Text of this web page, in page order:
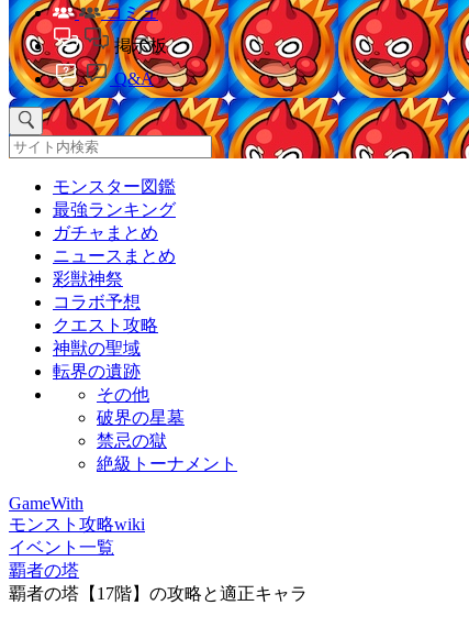
コミュ
掲示板
Q&A
モンスター図鑑
最強ランキング
ガチャまとめ
ニュースまとめ
彩獣神祭
コラボ予想
クエスト攻略
神獣の聖域
転界の遺跡
その他
破界の星墓
禁忌の獄
絶級トーナメント
GameWith
モンスト攻略wiki
イベント一覧
覇者の塔
覇者の塔【17階】の攻略と適正キャラ